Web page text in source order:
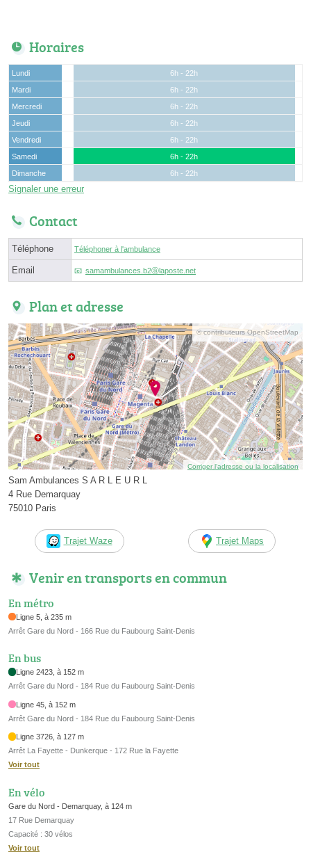
Horaires
Lundi
6h - 22h
Mardi
6h - 22h
Mercredi
6h - 22h
Jeudi
6h - 22h
Vendredi
6h - 22h
Samedi
6h - 22h
Dimanche
6h - 22h
Signaler une erreur
Contact
Téléphone Téléphoner à l'ambulance
Email samambulances.b2ⓐlaposte.net
Plan et adresse
© contributeurs OpenStreetMap
Corriger l’adresse ou la localisation
Sam Ambulances S A R L E U R L
4 Rue Demarquay
75010 Paris
Trajet Waze Trajet Maps
Venir en transports en commun
En métro
Ligne 5, à 235 m
Arrêt Gare du Nord - 166 Rue du Faubourg Saint-Denis
En bus
Ligne 2423, à 152 m
Arrêt Gare du Nord - 184 Rue du Faubourg Saint-Denis
Ligne 45, à 152 m
Arrêt Gare du Nord - 184 Rue du Faubourg Saint-Denis
Ligne 3726, à 127 m
Arrêt La Fayette - Dunkerque - 172 Rue la Fayette
Voir tout
En vélo
Gare du Nord - Demarquay, à 124 m
17 Rue Demarquay
Capacité : 30 vélos
Voir tout